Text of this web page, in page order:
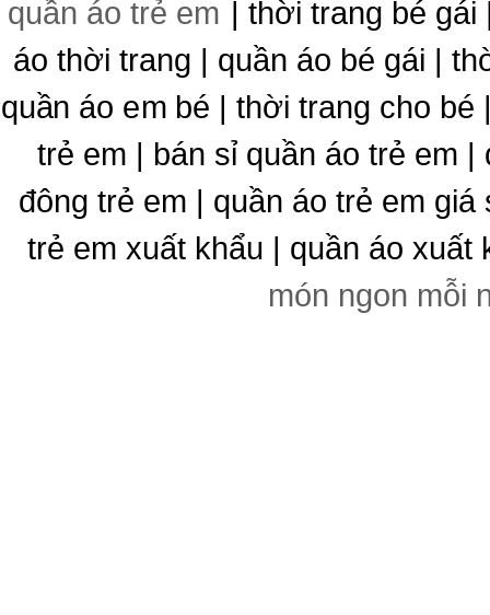
quần áo trẻ em | thời trang bé gái
áo thời trang | quần áo bé gái |
quần áo em bé | thời trang cho
trẻ em | bán sỉ quần áo trẻ em
đông trẻ em | quần áo trẻ em
trẻ em xuất khẩu | quần áo xuất
món ngon mỗi